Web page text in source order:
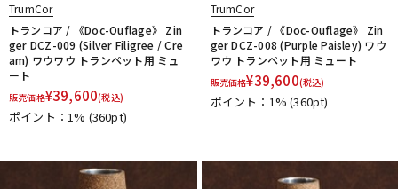
TrumCor
トランコア / 《Doc-Ouflage》 Zin
ger DCZ-009 (Silver Filigree / Cre
am) ワウワウ トランペット用 ミュ
ート
販売価格¥39,600(税込)
ポイント：1% (360pt)
TrumCor
トランコア / 《Doc-Ouflage》 Zin
ger DCZ-008 (Purple Paisley) ワウ
ワウ トランペット用 ミュート
販売価格¥39,600(税込)
ポイント：1%(360pt)